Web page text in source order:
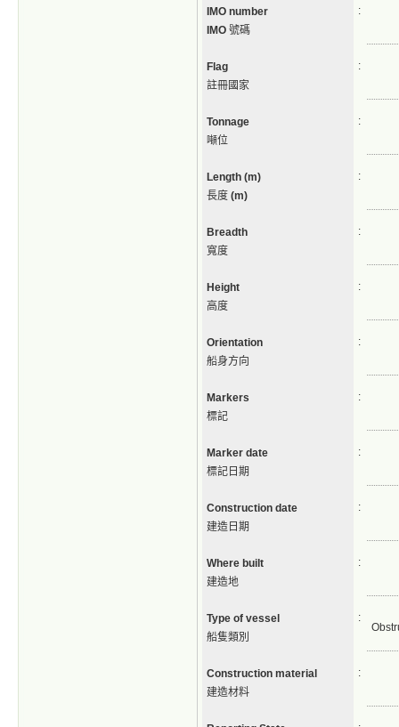
IMO number
IMO 號碼
:
Flag
註冊國家
:
Tonnage
噸位
:
Length (m)
長度 (m)
:
Breadth
寬度
:
Height
高度
:
Orientation
船身方向
:
Markers
標記
:
Marker date
標記日期
:
Construction date
建造日期
:
Where built
建造地
:
Type of vessel
船隻類別
:
Construction material
建造材料
: